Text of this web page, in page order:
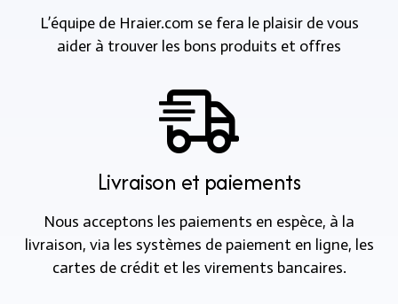
L’équipe de Hraier.com se fera le plaisir de vous
aider à trouver les bons produits et offres
Livraison et paiements
Nous acceptons les paiements en espèce, à la
livraison, via les systèmes de paiement en ligne, les
cartes de crédit et les virements bancaires.